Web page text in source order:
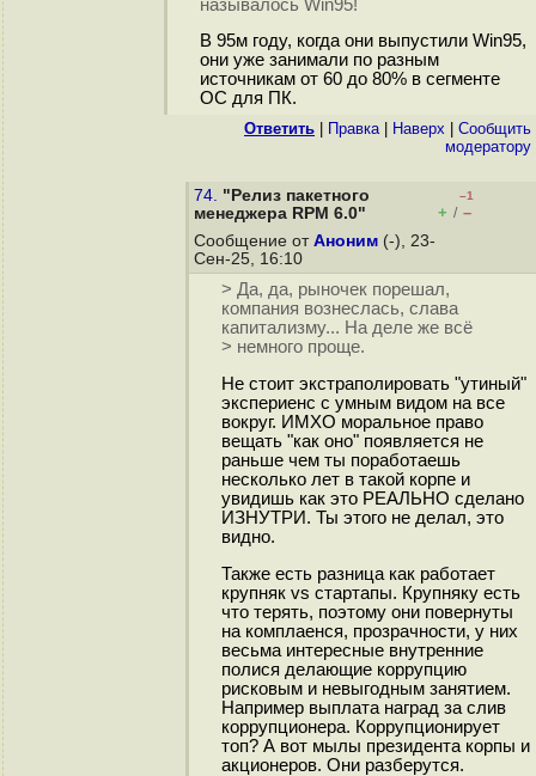
называлось Win95!
В 95м году, когда они выпустили Win95,
они уже занимали по разным
источникам от 60 до 80% в сегменте
ОС для ПК.
Ответить Правка| Наверх
Cообщить
модератору
74. "Релиз пакетного
менеджера RPM 6.0"
–1
+ / –
Сообщение от Аноним (-), 23-
Сен-25, 16:10
> Да, да, рыночек порешал,
компания вознеслась, слава
капитализму... На деле же всё
> немного проще.
Не стоит экстраполировать "утиный"
экспериенс с умным видом на все
вокруг. ИМХО моральное право
вещать "как оно" появляется не
раньше чем ты поработаешь
несколько лет в такой корпе и
увидишь как это РЕАЛЬНО сделано
ИЗНУТРИ. Ты этого не делал, это
видно.
Также есть разница как работает
крупняк vs стартапы. Крупняку есть
что терять, поэтому они повернуты
на комплаенся, прозрачности, у них
весьма интересные внутренние
полися делающие коррупцию
рисковым и невыгодным занятием.
Например выплата наград за слив
коррупционера. Коррупционирует
топ? А вот мылы президента корпы и
акционеров. Они разберутся.